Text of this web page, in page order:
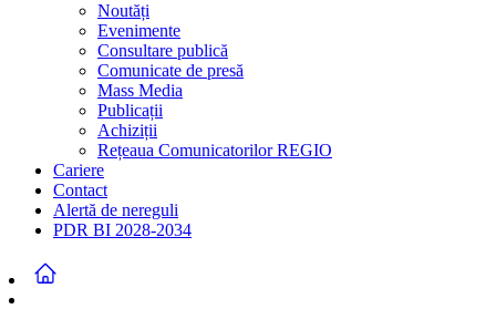
Noutăți
Evenimente
Consultare publică
Comunicate de presă
Mass Media
Publicații
Achiziții
Rețeaua Comunicatorilor REGIO
Cariere
Contact
Alertă de nereguli
PDR BI 2028-2034